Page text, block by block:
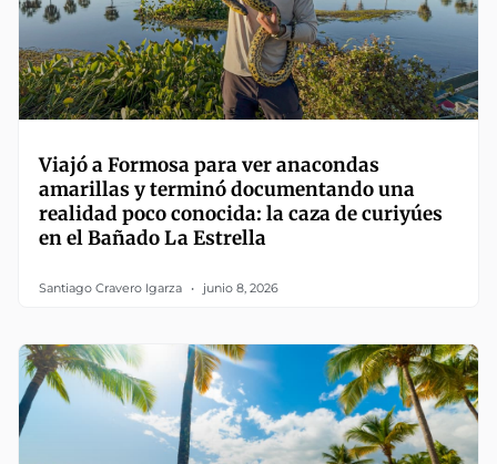
Viajó a Formosa para ver anacondas
amarillas y terminó documentando una
realidad poco conocida: la caza de curiyúes
en el Bañado La Estrella
Santiago Cravero Igarza junio 8, 2026